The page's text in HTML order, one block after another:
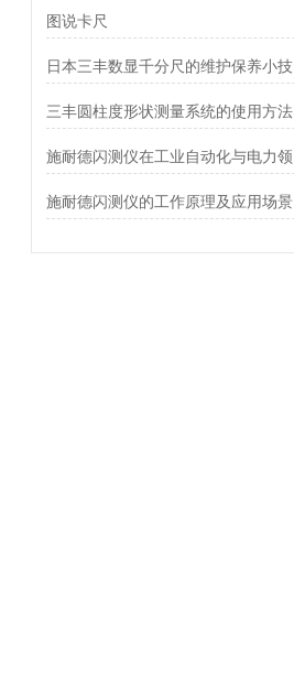
图说卡尺
施耐德闪测仪的工作原理及应用场景